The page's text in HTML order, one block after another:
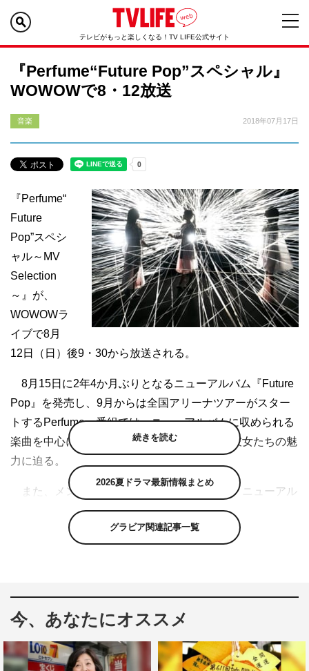
テレビがもっと楽しくなる！TV LIFE公式サイト
『Perfume“Future Pop”スペシャル』
WOWOWで8・12放送
音楽 2018年07月17日
『Perfume“
Future
Pop”スペシ
ャル～MV
Selection
～』が、
WOWOWラ
イブで8月
12日（日）後9・30から放送される。
8月15日に2年4か月ぶりとなるニューアルバム『Future
Pop』を発売し、9月からは全国アリーナツアーがスター
トするPerfume。番組では、ニューアルバムに収められる
楽曲を中心に、ミュージックビデオを通して彼女たちの魅
力に迫る。
また、メンバーへのインタビューも敢行し、ニューアル
バムに懸けた想いなどに触れる。加えて、関係者へのイン
タビューも行い、パフォーマーとしてのPerfumeにも言及
WOWOWライブ
8月12日（日）後9・30放送
番組サイト：http://www.wowow.co.jp/perfume/
続きを読む
2026夏ドラマ最新情報まとめ
グラビア関連記事一覧
今、あなたにオススメ